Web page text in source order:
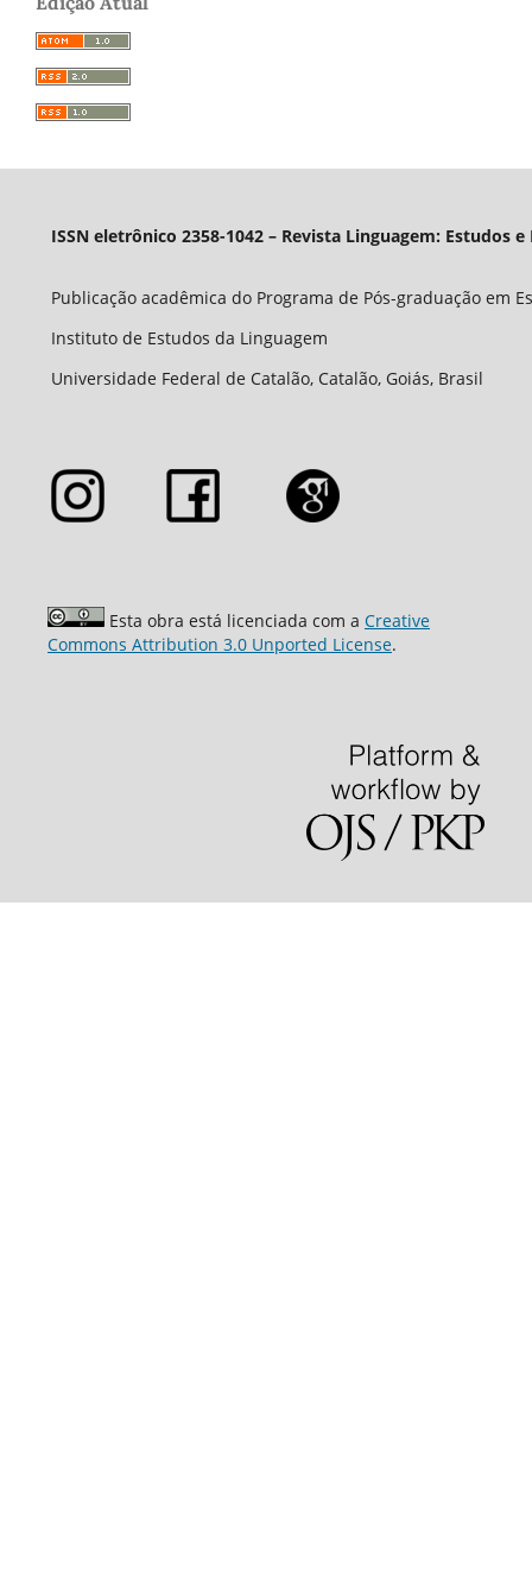
ISSN eletrônico 2358-1042 – Revista Linguagem: Estudos e
Publicação acadêmica do Programa de Pós-graduação em
Instituto de Estudos da Linguagem
Universidade Federal de Catalão, Catalão, Goiás, Brasil
Esta obra está licenciada com a Creative
Commons Attribution 3.0 Unported License.